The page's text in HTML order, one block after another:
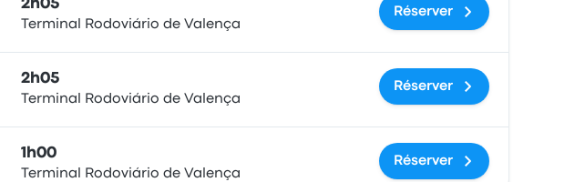
2h05
Terminal Rodoviário de Valença
Réserver
2h05
Terminal Rodoviário de Valença
Réserver
1h00
Terminal Rodoviário de Valença
Réserver